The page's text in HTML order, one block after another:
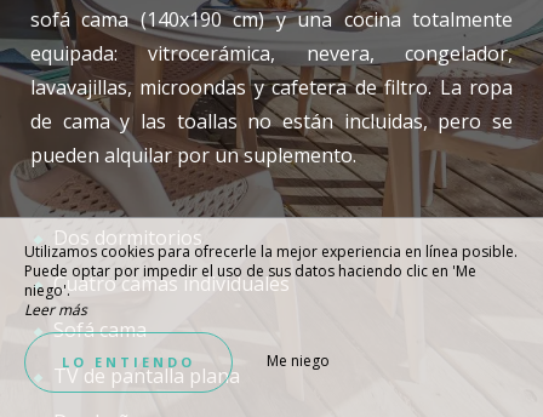
sofá cama (140x190 cm) y una cocina totalmente
equipada: vitrocerámica, nevera, congelador,
lavavajillas, microondas y cafetera de filtro. La ropa
de cama y las toallas no están incluidas, pero se
pueden alquilar por un suplemento.
Dos dormitorios
Cuatro camas individuales
Sofá cama
TV de pantalla plana
Utilizamos cookies para ofrecerle la mejor experiencia en línea posible.
Puede optar por impedir el uso de sus datos haciendo clic en 'Me
niego'.
Leer más
LO ENTIENDO Me niego